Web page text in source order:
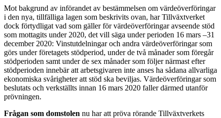
Mot bakgrund av införandet av bestämmelsen om värdeöverföringar
i den nya, tillfälliga lagen som beskrivits ovan, har Tillväxtverket
dock förtydligat vad som gäller för värdeöverföringar avseende stöd
som mottagits under 2020, det vill säga under perioden 16 mars –31
december 2020: Vinstutdelningar och andra värdeöverföringar som
görs under företagets stödperiod, under de två månader som föregår
stödperioden samt under de sex månader som följer närmast efter
stödperioden innebär att arbetsgivaren inte anses ha sådana allvarliga
ekonomiska svårigheter att stöd ska beviljas. Värdeöverföringar som
beslutats och verkställts innan 16 mars 2020 faller därmed utanför
prövningen.
Frågan som domstolen nu har att pröva rörande Tillväxtverkets